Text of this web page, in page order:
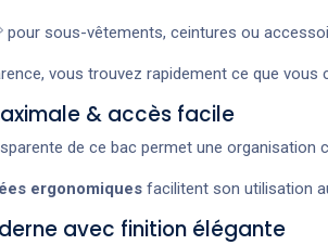
pour sous-vêtements, ceintures ou
vous trouvez rapidement ce que
& accès facile
de ce bac permet une
ergonomiquesfacilitent son utilisation
avec finition élégante